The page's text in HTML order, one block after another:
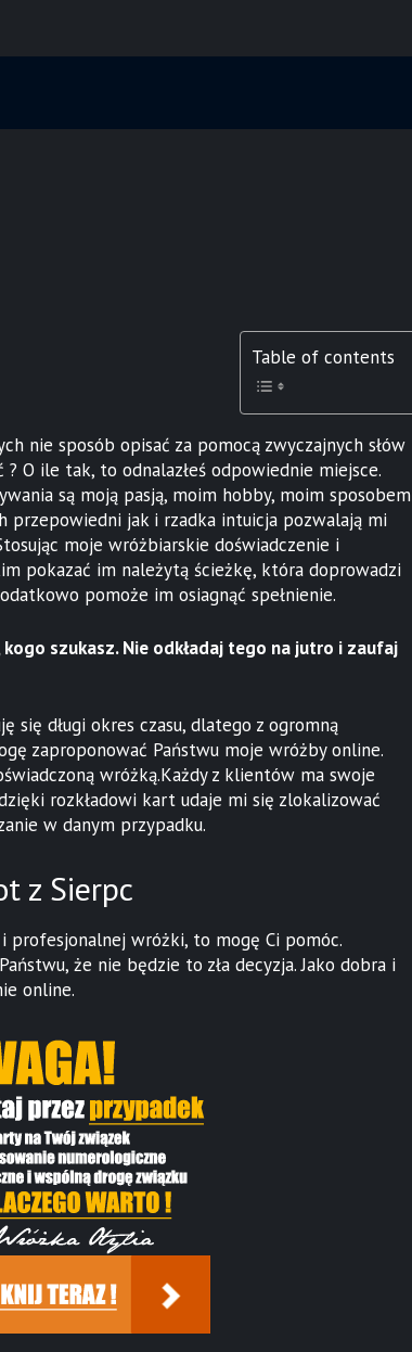
Table of contents
nie sposób opisać za pomocą zwyczajnych słów
O ile tak, to odnalazłeś odpowiednie miejsce.
są moją pasją, moim hobby, moim sposobem
przepowiedni jak i rzadka intuicja pozwalają mi
moje wróżbiarskie doświadczenie i
pokazać im należytą ścieżkę, która doprowadzi
pomoże im osiagnąć spełnienie.
kogo szukasz. Nie odkładaj tego na jutro i zaufaj
się długi okres czasu, dlatego z ogromną
zaproponować Państwu moje wróżby online.
wróżką.Każdy z klientów ma swoje
rozkładowi kart udaje mi się zlokalizować
w danym przypadku.
z Sierpc
profesjonalnej wróżki, to mogę Ci pomóc.
że nie będzie to zła decyzja. Jako dobra i
online.